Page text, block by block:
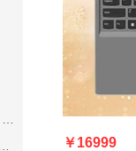
￥16999